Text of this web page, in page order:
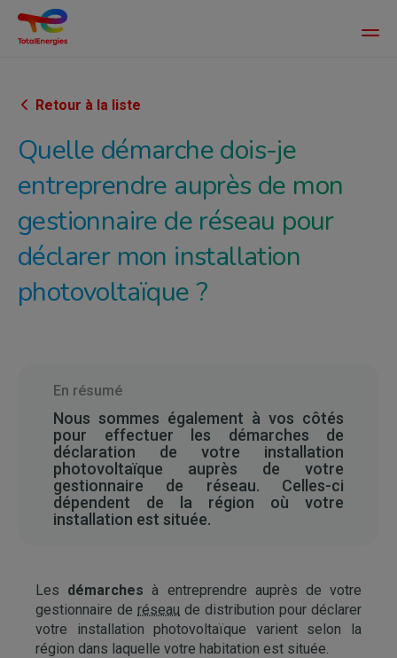
contenu
Main
Retour à la liste
Quelle démarche dois-je
entreprendre auprès de mon
gestionnaire de réseau pour
déclarer mon installation
photovoltaïque ?
En résumé
Nous sommes également à vos côtés
pour effectuer les démarches de
déclaration de votre installation
photovoltaïque auprès de votre
gestionnaire de réseau. Celles-ci
dépendent de la région où votre
installation est située.
Les démarchesà entreprendre auprès de votre
gestionnaire de réseau de distribution pour déclarer
votre installation photovoltaïque varient selon la
région dans laquelle votre habitation est située.